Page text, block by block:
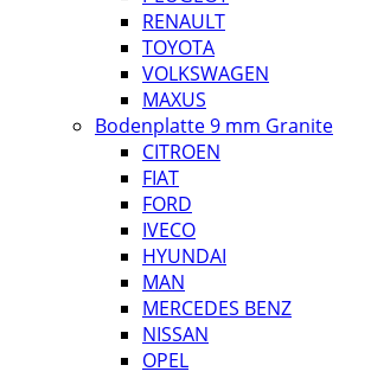
RENAULT
TOYOTA
VOLKSWAGEN
MAXUS
Bodenplatte 9 mm Granite
CITROEN
FIAT
FORD
IVECO
HYUNDAI
MAN
MERCEDES BENZ
NISSAN
OPEL